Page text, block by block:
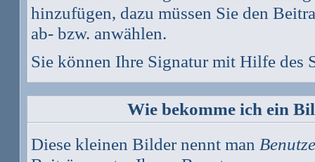
hinzufügen, dazu müssen Sie den
ab- bzw. anwählen.
Sie können Ihre Signatur mit Hilfe des
Wie bekomme ich ein
Diese kleinen Bilder nennt man